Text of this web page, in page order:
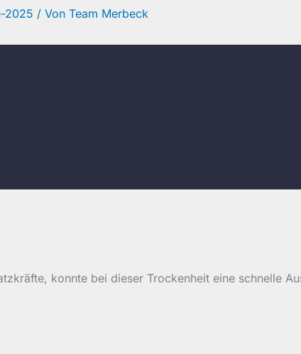
2025 / Von Team Merbeck
konnte bei dieser Trockenheit eine schnelle